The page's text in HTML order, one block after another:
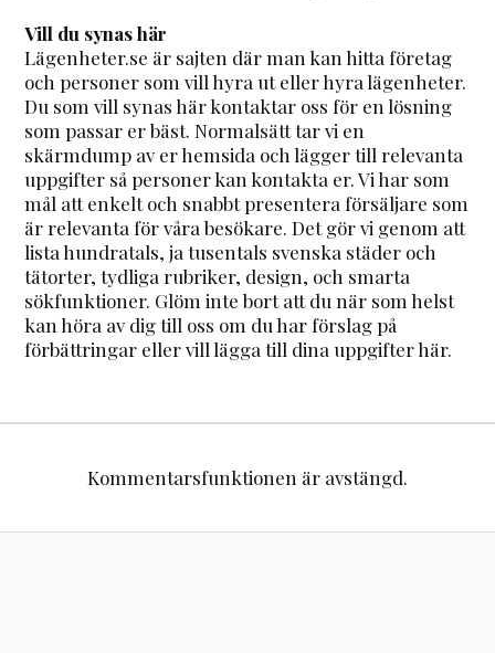
Vill du synas här
Lägenheter.se är sajten där man kan hitta företag
och personer som vill hyra ut eller hyra lägenheter.
Du som vill synas här kontaktar oss för en lösning
som passar er bäst. Normalsätt tar vi en
skärmdump av er hemsida och lägger till relevanta
uppgifter så personer kan kontakta er. Vi har som
mål att enkelt och snabbt presentera försäljare som
är relevanta för våra besökare. Det gör vi genom att
lista hundratals, ja tusentals svenska städer och
tätorter, tydliga rubriker, design, och smarta
sökfunktioner. Glöm inte bort att du när som helst
kan höra av dig till oss om du har förslag på
förbättringar eller vill lägga till dina uppgifter här.
Kommentarsfunktionen är avstängd.